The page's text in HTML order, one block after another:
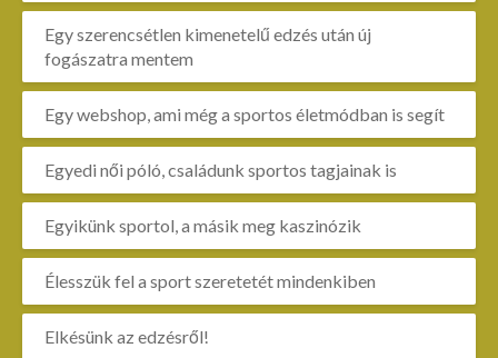
Egy szerencsétlen kimenetelű edzés után új
fogászatra mentem
Egy webshop, ami még a sportos életmódban is segít
Egyedi női póló, családunk sportos tagjainak is
Egyikünk sportol, a másik meg kaszinózik
Élesszük fel a sport szeretetét mindenkiben
Elkésünk az edzésről!